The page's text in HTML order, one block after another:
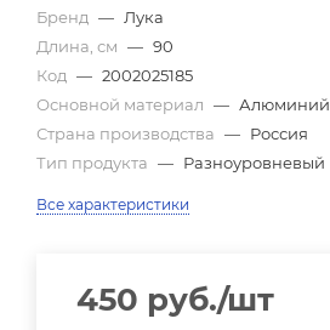
Бренд — Лука
Длина, см — 90
Код — 2002025185
Основной материал — Алюминий
Страна производства — Россия
Тип продукта — Разноуровневый
Все характеристики
450 руб./шт